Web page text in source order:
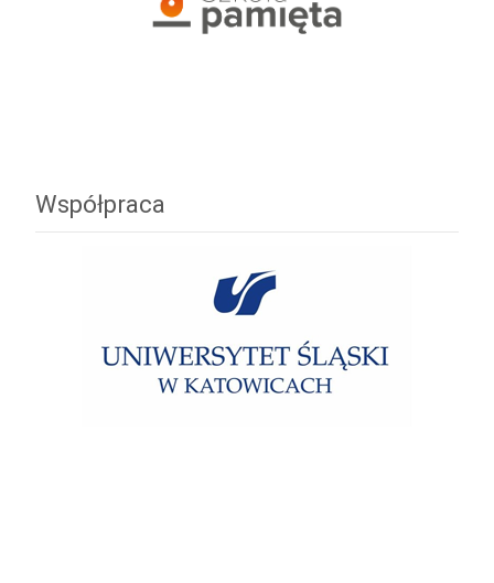
Współpraca